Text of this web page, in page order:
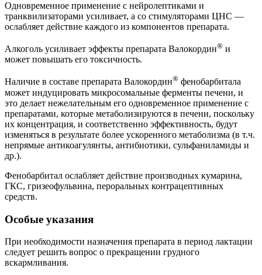
Одновременное применение с нейролептиками и
транквилизаторами усиливает, а со стимуляторами ЦНС —
ослабляет действие каждого из компонентов препарата.
Алкоголь усиливает эффекты препарата Валокордин® и
может повышать его токсичность.
Наличие в составе препарата Валокордин® фенобарбитала
может индуцировать микросомальные ферменты печени, и
это делает нежелательным его одновременное применение с
препаратами, которые метаболизируются в печени, поскольку
их концентрация, и соответственно эффективность, будут
изменяться в результате более ускоренного метаболизма (в т.ч.
непрямые антикоагулянты, антибиотики, сульфаниламиды и
др.).
Фенобарбитал ослабляет действие производных кумарина,
ГКС, гризеофульвина, пероральных контрацептивных
средств.
Особые указания
При необходимости назначения препарата в период лактации
следует решить вопрос о прекращении грудного
вскармливания.